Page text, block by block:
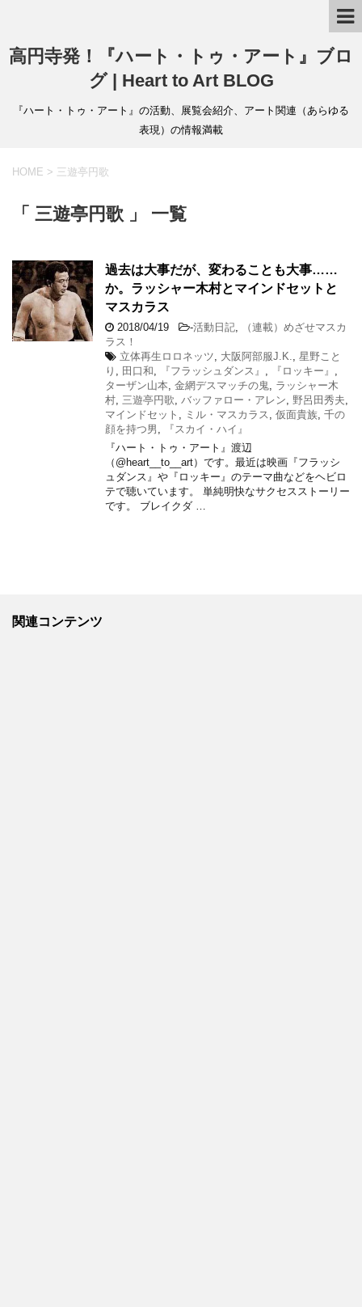
高円寺発！『ハート・トゥ・アート』ブロ
グ | Heart to Art BLOG
『ハート・トゥ・アート』の活動、展覧会紹介、アート関連（あらゆる
表現）の情報満載
HOME > 三遊亭円歌
「 三遊亭円歌 」 一覧
過去は大事だが、変わることも大事……
か。ラッシャー木村とマインドセットと
マスカラス
2018/04/19 -活動日記
（連載）めざせマスカ
ラス！
立体再生ロロネッツ
大阪阿部服J.K.
星野こと
り
田口和 『フラッシュダンス』 『ロッキー』
ターザン山本 金網デスマッチの鬼 ラッシャー木
村 三遊亭円歌 バッファロー・アレン 野呂田秀夫
マインドセット
ミル・マスカラス 仮面貴族 千の
顔を持つ男
『スカイ・ハイ』
『ハート・トゥ・アート』渡辺
（@heart__to__art）です。最近は映画『フラッシ
ュダンス』や『ロッキー』のテーマ曲などをヘビロ
テで聴いています。 単純明快なサクセスストーリー
です。 ブレイクダ …
関連コンテンツ